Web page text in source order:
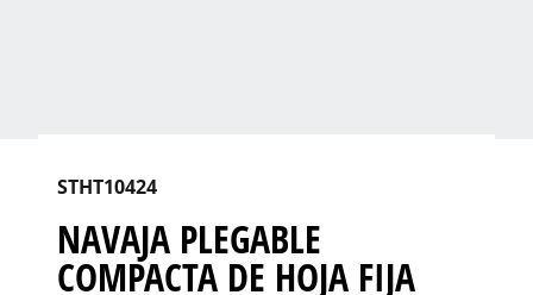
STHT10424
NAVAJA PLEGABLE
COMPACTA DE HOJA FIJA